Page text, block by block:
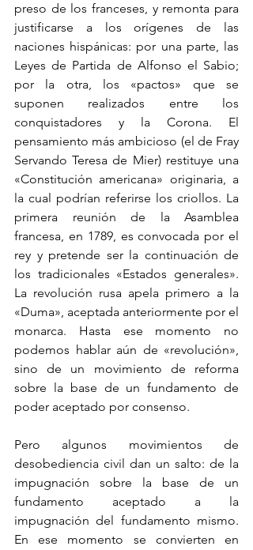
preso de los franceses, y remonta para
justificarse a los orígenes de las
naciones hispánicas: por una parte, las
Leyes de Partida de Alfonso el Sabio;
por la otra, los «pactos» que se
suponen realizados entre los
conquistadores y la Corona. El
pensamiento más ambicioso (el de Fray
Servando Teresa de Mier) restituye una
«Constitución americana» originaria, a
la cual podrían referirse los criollos. La
primera reunión de la Asamblea
francesa, en 1789, es convocada por el
rey y pretende ser la continuación de
los tradicionales «Estados generales».
La revolución rusa apela primero a la
«Duma», aceptada anteriormente por el
monarca. Hasta ese momento no
podemos hablar aún de «revolución»,
sino de un movimiento de reforma
sobre la base de un fundamento de
poder aceptado por consenso.
Pero algunos movimientos de
desobediencia civil dan un salto: de la
impugnación sobre la base de un
fundamento aceptado a la
impugnación del fundamento mismo.
En ese momento se convierten en